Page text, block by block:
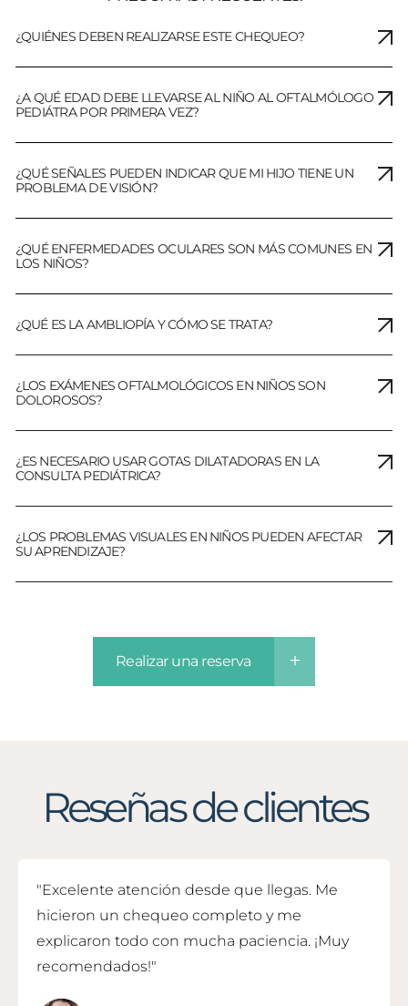
¿QUIÉNES DEBEN REALIZARSE ESTE CHEQUEO?
¿A QUÉ EDAD DEBE LLEVARSE AL NIÑO AL OFTALMÓLOGO
PEDIÁTRA POR PRIMERA VEZ?
¿QUÉ SEÑALES PUEDEN INDICAR QUE MI HIJO TIENE UN
PROBLEMA DE VISIÓN?
¿QUÉ ENFERMEDADES OCULARES SON MÁS COMUNES EN
LOS NIÑOS?
¿QUÉ ES LA AMBLIOPÍA Y CÓMO SE TRATA?
¿LOS EXÁMENES OFTALMOLÓGICOS EN NIÑOS SON
DOLOROSOS?
¿ES NECESARIO USAR GOTAS DILATADORAS EN LA
CONSULTA PEDIÁTRICA?
¿LOS PROBLEMAS VISUALES EN NIÑOS PUEDEN AFECTAR
SU APRENDIZAJE?
Realizar una reserva
Reseñas de clientes
"Excelente atención desde que llegas. Me
hicieron un chequeo completo y me
explicaron todo con mucha paciencia. ¡Muy
recomendados!"